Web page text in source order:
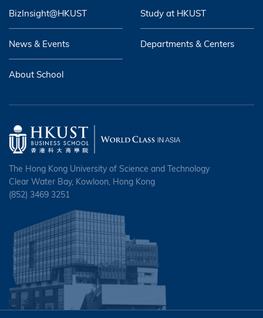
BizInsight@HKUST Study at HKUST
News & Events Departments & Centers
About School
The Hong Kong University of Science and Technology
Clear Water Bay, Kowloon, Hong Kong
(852) 3469 3251